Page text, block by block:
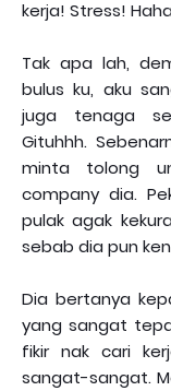
kerja! Stress!
Tak apa lah,
bulus ku, aku
juga tenaga
Gituhhh.
minta tolong
company dia.
pulak agak
sebab dia pun
Dia bertanya
yang sangat
fikir nak cari
sangat-sangat.